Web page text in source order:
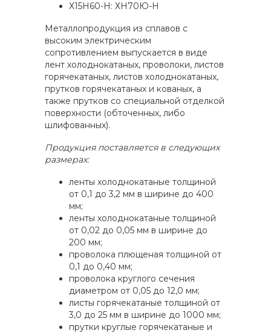
Х15Н60-Н: ХН70Ю-Н
Металлопродукция из сплавов с
высоким электрическим
сопротивлением выпускается в виде
лент холоднокатаных, проволоки, листов
горячекатаных, листов холоднокатаных,
прутков горячекатаных и кованых, а
также прутков со специальной отделкой
поверхности (обточенных, либо
шлифованных).
Продукция поставляется в следующих
размерах:
ленты холоднокатаные толщиной
от 0,1 до 3,2 мм в ширине до 400
мм;
ленты холоднокатаные толщиной
от 0,02 до 0,05 мм в ширине до
200 мм;
проволока плющеная толщиной от
0,1 до 0,40 мм;
проволока круглого сечения
диаметром от 0,05 до 12,0 мм;
листы горячекатаные толщиной от
3,0 до 25 мм в ширине до 1000 мм;
прутки круглые горячекатаные и